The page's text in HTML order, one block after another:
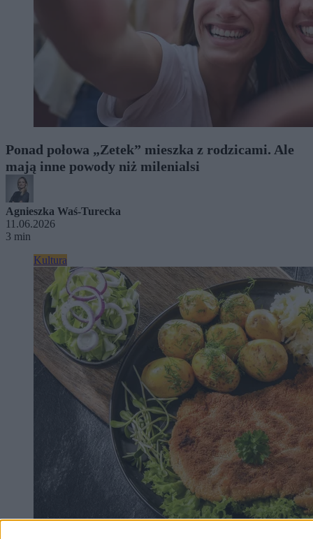
Ponad połowa „Zetek” mieszka z rodzicami. Ale
mają inne powody niż milenialsi
Agnieszka Waś-Turecka
11.06.2026
3 min
Kultura